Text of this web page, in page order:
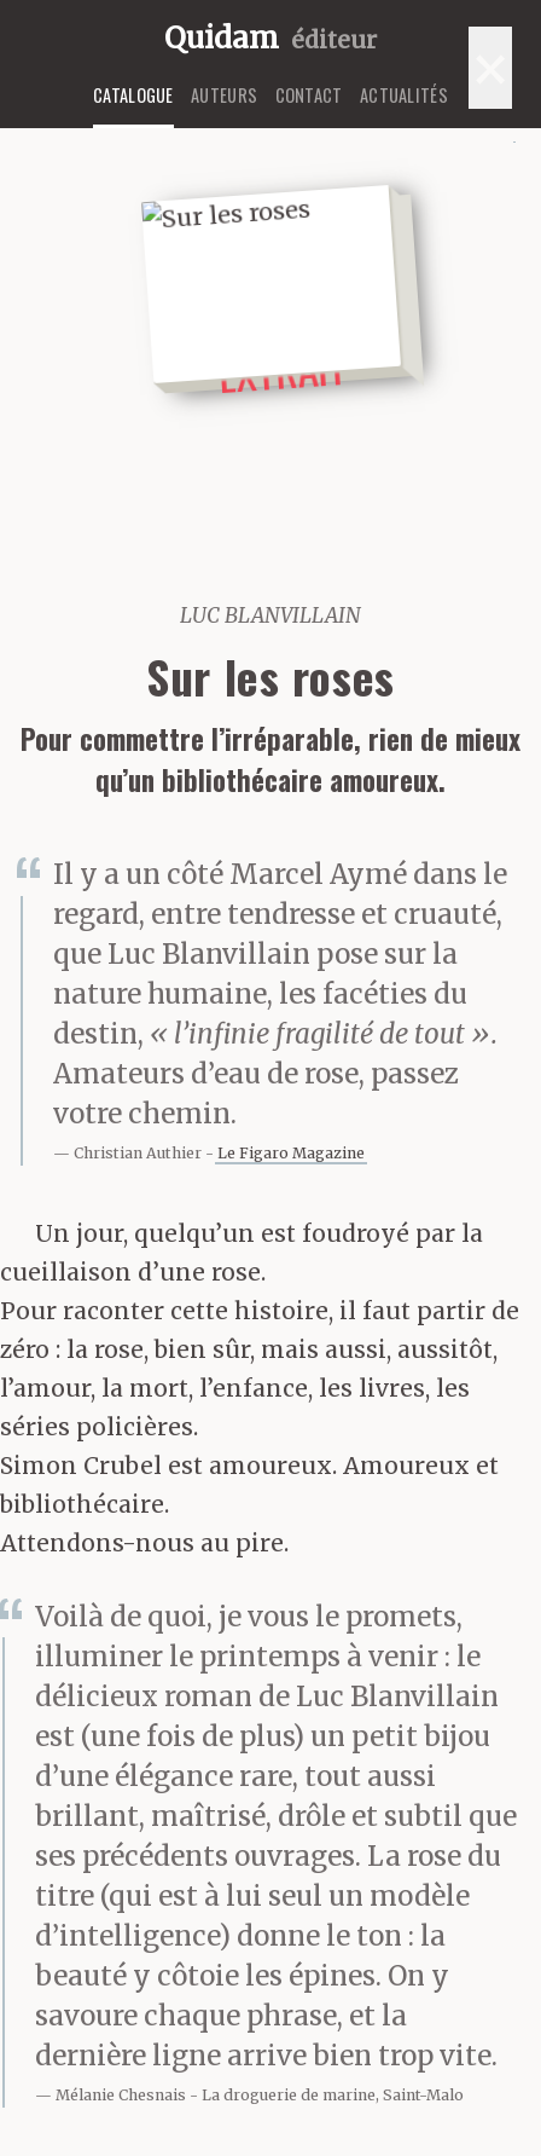
Quidam éditeur
CATALOGUE AUTEURS CONTACT ACTUALITÉS
EXTRAIT
LUC BLANVILLAIN
Sur les roses
Pour commettre l’irréparable, rien de mieux
qu’un bibliothécaire amoureux.
Il y a un côté Marcel Aymé dans le
regard, entre tendresse et cruauté,
que Luc Blanvillain pose sur la
nature humaine, les facéties du
destin, « l’infinie fragilité de tout ».
Amateurs d’eau de rose, passez
votre chemin.
Christian Authier Le Figaro Magazine
Un jour, quelqu’un est foudroyé par la
cueillaison d’une rose.
Pour raconter cette histoire, il faut partir de
zéro : la rose, bien sûr, mais aussi, aussitôt,
l’amour, la mort, l’enfance, les livres, les
séries policières.
Simon Crubel est amoureux. Amoureux et
bibliothécaire.
Attendons-nous au pire.
Voilà de quoi, je vous le promets,
illuminer le printemps à venir : le
délicieux roman de Luc Blanvillain
est (une fois de plus) un petit bijou
d’une élégance rare, tout aussi
brillant, maîtrisé, drôle et subtil que
ses précédents ouvrages. La rose du
titre (qui est à lui seul un modèle
d’intelligence) donne le ton : la
beauté y côtoie les épines. On y
savoure chaque phrase, et la
dernière ligne arrive bien trop vite.
Mélanie Chesnais La droguerie de marine, Saint-Malo